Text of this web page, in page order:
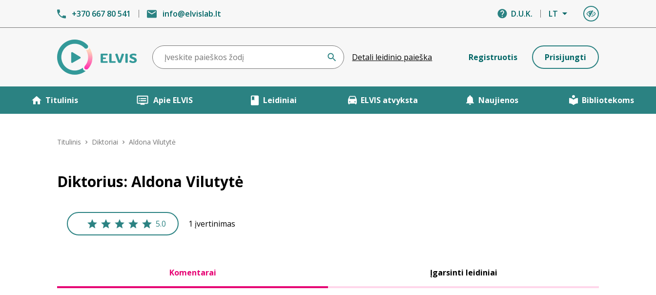
+370 667 80 541 info@elvislab.lt D.U.K. LT
Detali leidinio paieška Registruotis Prisijungti
Titulinis Apie ELVIS Leidiniai ELVIS atvyksta Naujienos Bibliotekoms
Titulinis Diktoriai Aldona Vilutytė
Diktorius: Aldona Vilutytė
5.0 1 įvertinimas
Komentarai Įgarsinti leidiniai